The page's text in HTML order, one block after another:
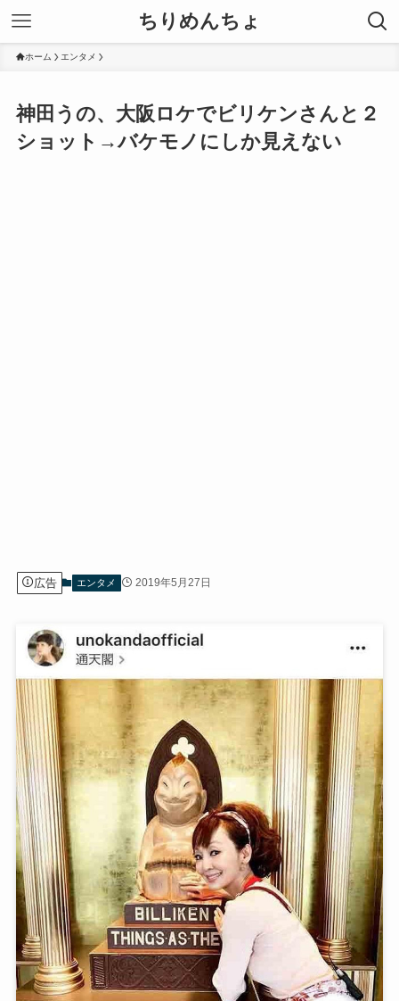
ちりめんちょ
ホーム エンタメ
神田うの、大阪ロケでビリケンさんと２
ショット→バケモノにしか見えない
広告 エンタメ 2019年5月27日